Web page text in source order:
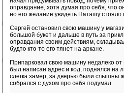
оправдание, хотя думая про себя, что
но его желание увидеть Наташу стояло
Сергей остановил свою машину у
большой букет и дальше в путь за
оправдания своим действиям,
будто кто-то его тянет на аркане.
Припарковал свою машину недалеко от
был написан адрес и код, поднялся на
слегка замер, за дверью были слышны
собрался с духом про себя подумал: